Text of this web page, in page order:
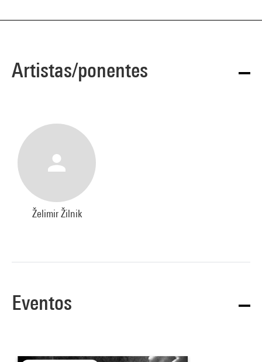
Artistas/ponentes
Želimir Žilnik
Eventos